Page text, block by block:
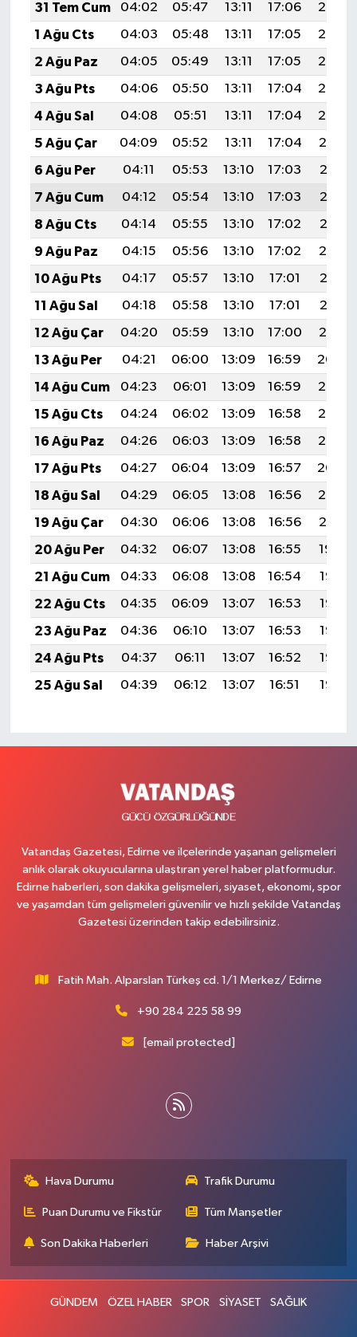
31 Tem Cum
04:02 05:47 13:11 17:06
20:25
1 Ağu Cts
04:03 05:48 13:11 17:05
20:24
2 Ağu Paz
04:05 05:49 13:11 17:05
20:23
3 Ağu Pts
04:06 05:50 13:11 17:04
20:22
4 Ağu Sal
04:08 05:51 13:11 17:04
20:20
5 Ağu Çar
04:09 05:52 13:11 17:04
20:19
6 Ağu Per
04:11 05:53 13:10 17:03
20:18
7 Ağu Cum
04:12 05:54 13:10 17:03
20:17
8 Ağu Cts
04:14 05:55 13:10 17:02
20:16
9 Ağu Paz
04:15 05:56 13:10 17:02
20:14
10 Ağu Pts
04:17 05:57 13:10 17:01
20:13
11 Ağu Sal
04:18 05:58 13:10 17:01
20:12
12 Ağu Çar
04:20 05:59 13:10 17:00
20:10
13 Ağu Per
04:21 06:00 13:09 16:59
20:09
14 Ağu Cum
04:23 06:01 13:09 16:59
20:08
15 Ağu Cts
04:24 06:02 13:09 16:58
20:06
16 Ağu Paz
04:26 06:03 13:09 16:58
20:05
17 Ağu Pts
04:27 06:04 13:09 16:57
20:04
18 Ağu Sal
04:29 06:05 13:08 16:56
20:02
19 Ağu Çar
04:30 06:06 13:08 16:56
20:01
20 Ağu Per
04:32 06:07 13:08 16:55
19:59
21 Ağu Cum
04:33 06:08 13:08 16:54
19:58
22 Ağu Cts
04:35 06:09 13:07 16:53
19:56
23 Ağu Paz
04:36 06:10 13:07 16:53
19:55
24 Ağu Pts
04:37 06:11 13:07 16:52
19:53
25 Ağu Sal
04:39 06:12 13:07 16:51 19:52
Vatandaş Gazetesi, Edirne ve ilçelerinde yaşanan gelişmeleri
anlık olarak okuyucularına ulaştıran yerel haber platformudur.
Edirne haberleri, son dakika gelişmeleri, siyaset, ekonomi, spor
ve yaşamdan tüm gelişmeleri güvenilir ve hızlı şekilde Vatandaş
Gazetesi üzerinden takip edebilirsiniz.
Fatih Mah. Alparslan Türkeş cd. 1/1 Merkez/ Edirne
+90 284 225 58 99
[email protected]
Hava Durumu Trafik Durumu
Puan Durumu ve Fikstür Tüm Manşetler
Son Dakika Haberleri Haber Arşivi
GÜNDEM ÖZEL HABER SPOR SİYASET SAĞLIK